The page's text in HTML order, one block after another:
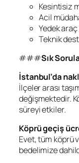
Kesintisiz
Acil
Yedek
Teknik
###Sık
İstanbul’da
İlçeler arası
değişmektedir.
süreyi etkiler.
Köprü geçiş
Evet, tüm köprü
bedelimize